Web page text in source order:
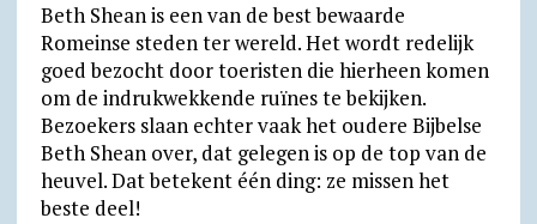
a
t
s
A
p
p
l
e
g
r
a
m
c
e
b
o
o
i
n
t
F
r
a
i
l
a
i
l
t
l
o
o
k
i
n
t
Beth Shean is een van de best bewaarde
Romeinse steden ter wereld. Het wordt redelijk
goed bezocht door toeristen die hierheen komen
om de indrukwekkende ruïnes te bekijken.
Bezoekers slaan echter vaak het oudere Bijbelse
Beth Shean over, dat gelegen is op de top van de
heuvel. Dat betekent één ding: ze missen het
beste deel!